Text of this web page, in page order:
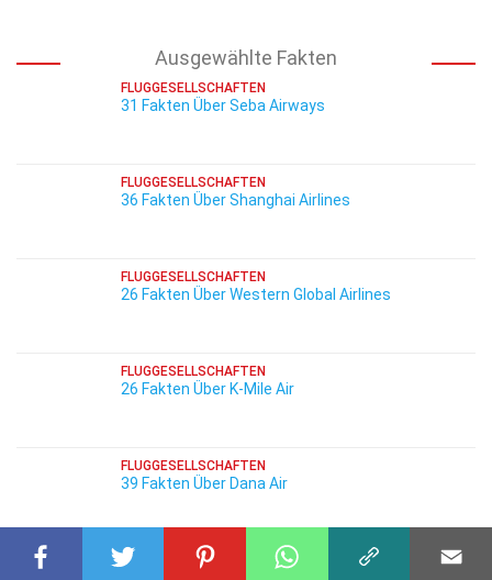
Ausgewählte Fakten
FLUGGESELLSCHAFTEN
31 Fakten Über Seba Airways
FLUGGESELLSCHAFTEN
36 Fakten Über Shanghai Airlines
FLUGGESELLSCHAFTEN
26 Fakten Über Western Global Airlines
FLUGGESELLSCHAFTEN
26 Fakten Über K-Mile Air
FLUGGESELLSCHAFTEN
39 Fakten Über Dana Air
FLUGGESELLSCHAFTEN